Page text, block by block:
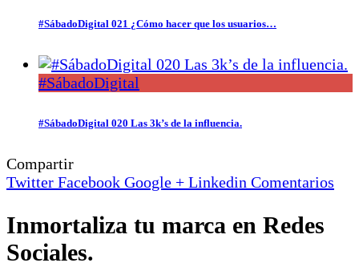
#SábadoDigital 021 ¿Cómo hacer que los usuarios…
#SábadoDigital
#SábadoDigital 020 Las 3k’s de la influencia.
Compartir
Twitter Facebook Google + Linkedin Comentarios
Inmortaliza tu marca en Redes
Sociales.